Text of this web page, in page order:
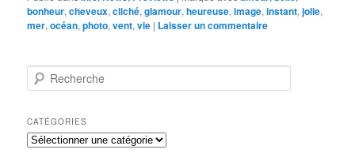
bonheur,cheveux,cliché,glamour,heureuse,image,instant,jolie,
mer,océan,photo,vent,vie | Laisser un commentaire
e
h
e
r
CATÉGORIES
Catégories